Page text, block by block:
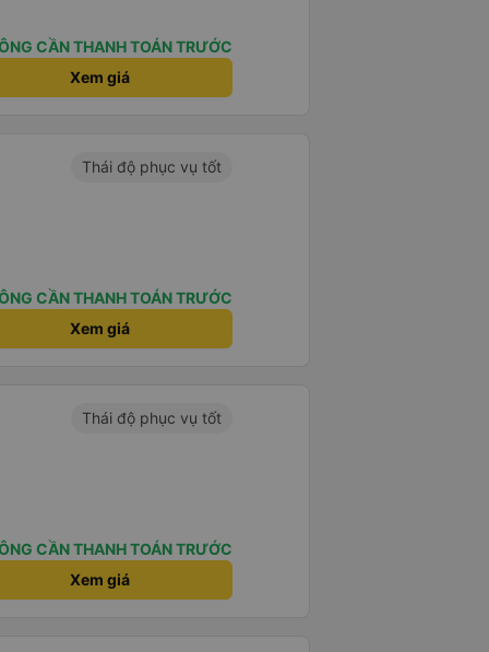
CẦN THANH TOÁN TRƯỚC
Xem giá
Thái độ phục vụ tốt
CẦN THANH TOÁN TRƯỚC
Xem giá
Thái độ phục vụ tốt
CẦN THANH TOÁN TRƯỚC
Xem giá